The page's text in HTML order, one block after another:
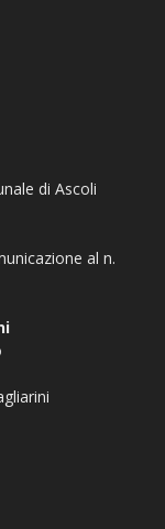
di Ascoli
al n.